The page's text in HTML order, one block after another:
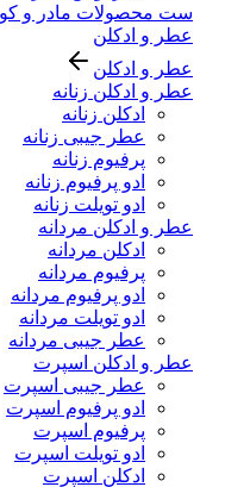
ست محصولات مادر و
عطر و ادکلن
عطر و ادکلن
عطر و ادکلن زنانه
ادکلن زنانه
عطر جیبی زنانه
پرفیوم زنانه
ادو پرفیوم زنانه
ادو تویلت زنانه
عطر و ادکلن مردانه
ادکلن مردانه
پرفیوم مردانه
ادو پرفیوم مردانه
ادو تویلت مردانه
عطر جیبی مردانه
عطر و ادکلن اسپرت
عطر جیبی اسپرت
ادو پرفیوم اسپرت
پرفیوم اسپرت
ادو تویلت اسپرت
ادکلن اسپرت